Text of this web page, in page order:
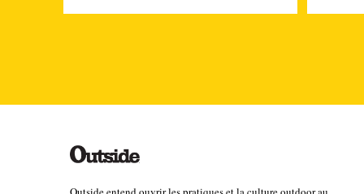
même calé notre évènement en juin pour ne pas
Comment a été calculé l’objectif de